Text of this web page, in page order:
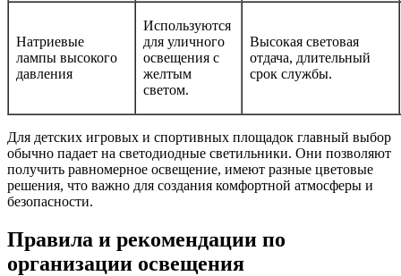
Натриевые
лампы высокого
давления
Используются
для уличного
освещения с
желтым
светом.
Высокая световая
отдача, длительный
срок службы.
Для детских игровых и спортивных площадок главный выбор
обычно падает на светодиодные светильники. Они позволяют
получить равномерное освещение, имеют разные цветовые
решения, что важно для создания комфортной атмосферы и
безопасности.
Правила и рекомендации по
организации освещения